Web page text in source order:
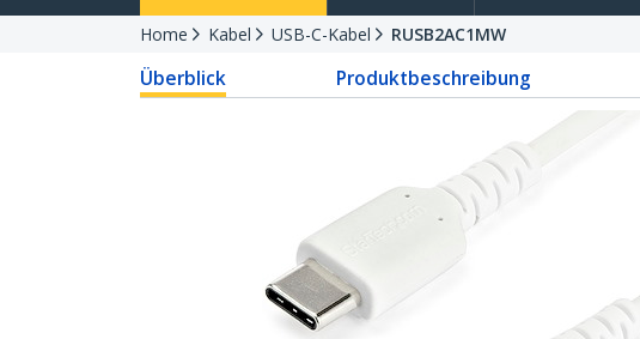
Home Kabel USB-C-Kabel RUSB2AC1MW
Überblick Produktbeschreibung